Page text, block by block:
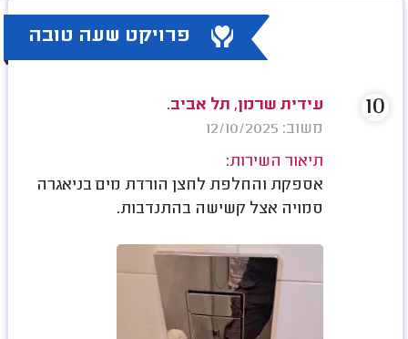
פרויקט שעה טובה
עידית שרמן, תל אביב.
משוב: 12/10/2025
תיאור השירות:
אספקת והחלפת לחצן הורדת מים בניאגרה
סמויה אצל קשישה בהתנדבות.
10